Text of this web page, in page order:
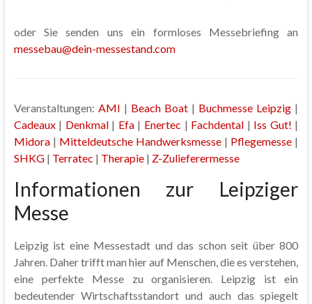
oder Sie senden uns ein formloses Messebriefing an
messebau@dein-messestand.com
Veranstaltungen: AMI | Beach Boat | Buchmesse Leipzig |
Cadeaux| Denkmal| Efa| Enertec | Fachdental | Iss Gut! |
Midora| Mitteldeutsche Handwerksmesse| Pflegemesse |
SHKG| Terratec | Therapie| Z-Zulieferermesse
Informationen zur Leipziger
Messe
Leipzig ist eine Messestadt und das schon seit über 800
Jahren. Daher trifft man hier auf Menschen, die es verstehen,
eine perfekte Messe zu organisieren. Leipzig ist ein
bedeutender Wirtschaftsstandort und auch das spiegelt